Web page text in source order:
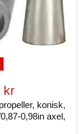
kr
konisk,
0,98in axel,